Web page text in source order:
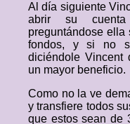
Al día siguiente
abrir su
preguntándose ella
fondos, y si no
diciéndole Vincent
un mayor beneficio.
Como no la ve
y transfiere todos
que estos sean de